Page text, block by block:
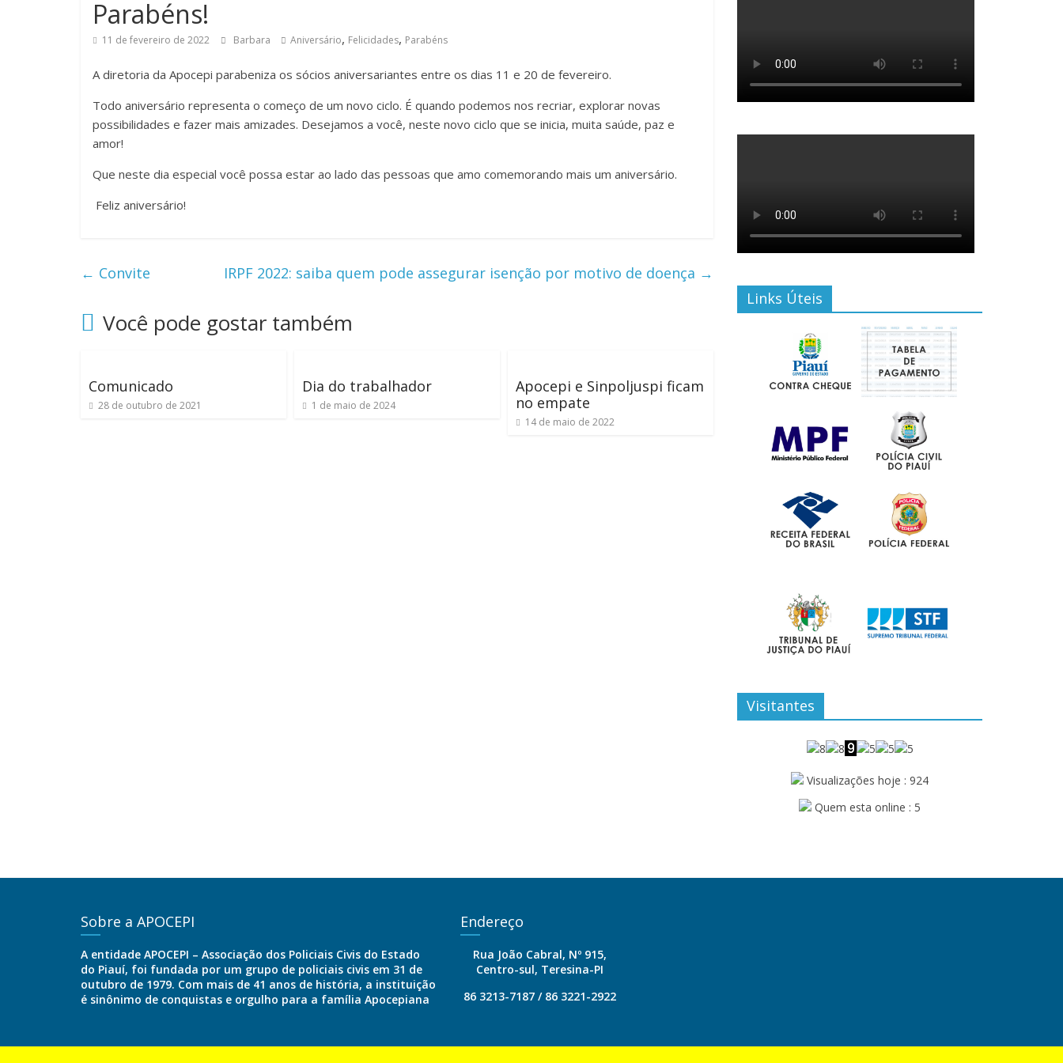
Parabéns!
11 de fevereiro de 2022 Barbara Aniversário, Felicidades, Parabéns
A diretoria da Apocepi parabeniza os sócios aniversariantes entre os dias 11 e 20 de fevereiro.
Todo aniversário representa o começo de um novo ciclo. É quando podemos nos recriar, explorar novas
possibilidades e fazer mais amizades. Desejamos a você, neste novo ciclo que se inicia, muita saúde, paz e
amor!
Que neste dia especial você possa estar ao lado das pessoas que amo comemorando mais um aniversário.
Feliz aniversário!
← Convite IRPF 2022: saiba quem pode assegurar isenção por motivo de doença →
Você pode gostar também
Comunicado
28 de outubro de 2021
Dia do trabalhador
1 de maio de 2024
Apocepi e Sinpoljuspi ficam
no empate
14 de maio de 2022
Links Úteis
Visitantes
Visualizações hoje : 924
Quem esta online : 5
Sobre a APOCEPI
A entidade APOCEPI – Associação dos Policiais Civis do Estado
do Piauí, foi fundada por um grupo de policiais civis em 31 de
outubro de 1979. Com mais de 41 anos de história, a instituição
é sinônimo de conquistas e orgulho para a família Apocepiana
Endereço
Rua João Cabral, Nº 915,
Centro-sul, Teresina-PI
86 3213-7187 / 86 3221-2922